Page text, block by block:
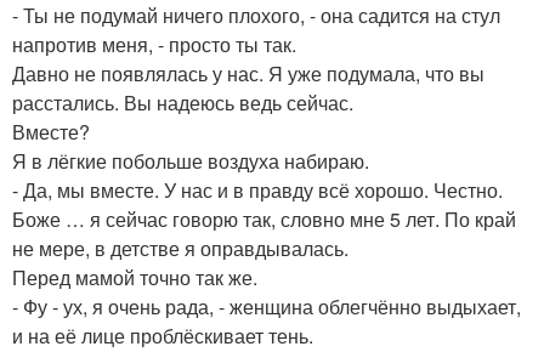
- Ты не подумай ничего плохого, - она садится на стул
напротив меня, - просто ты так.
Давно не появлялась у нас. Я уже подумала, что вы
расстались. Вы надеюсь ведь сейчас.
Вместе?
Я в лёгкие побольше воздуха набираю.
- Да, мы вместе. У нас и в правду всё хорошо. Честно.
Боже … я сейчас говорю так, словно мне 5 лет. По край
не мере, в детстве я оправдывалась.
Перед мамой точно так же.
- Фу - ух, я очень рада, - женщина облегчённо выдыхает,
и на её лице проблёскивает тень.